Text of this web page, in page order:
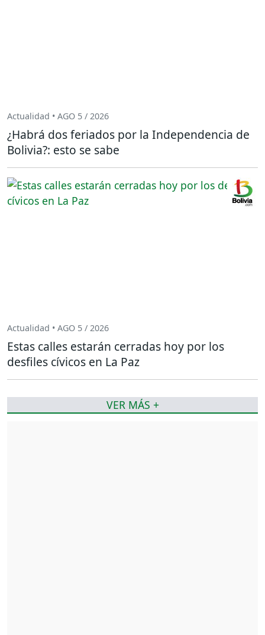
Actualidad • AGO 5 / 2026
¿Habrá dos feriados por la Independencia de
Bolivia?: esto se sabe
Actualidad • AGO 5 / 2026
Estas calles estarán cerradas hoy por los
desfiles cívicos en La Paz
VER MÁS +